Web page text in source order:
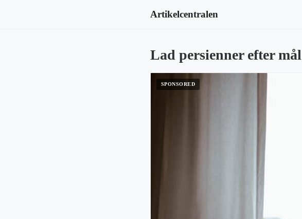
Artikelcentralen
Lad persienner efter